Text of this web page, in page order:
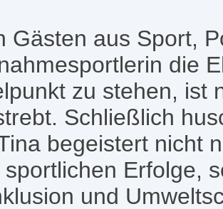
Gästen aus Sport,
die
zu stehen, ist
Schließlich
begeistert nicht
Erfolge,
und